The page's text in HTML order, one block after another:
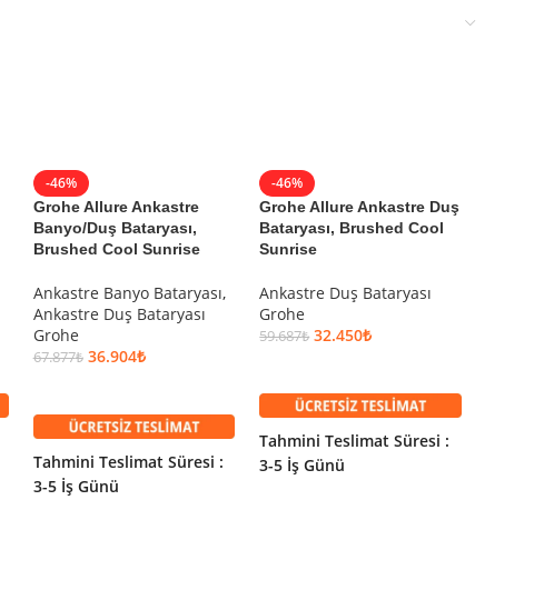
-46%
Grohe Allure Ankastre
Banyo/Duş Bataryası,
Brushed Cool Sunrise
Ankastre Banyo Bataryası,
Ankastre Duş Bataryası
Grohe
67.877₺ 36.904₺
Tahmini Teslimat Süresi :
3-5 İş Günü
-46%
Grohe Allure Ankastre Duş
Bataryası, Brushed Cool
Sunrise
Ankastre Duş Bataryası
Grohe
59.687₺ 32.450₺
Tahmini Teslimat Süresi :
3-5 İş Günü